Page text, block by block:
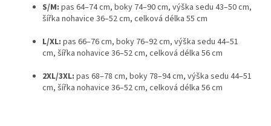
S/M: pas 64–74 cm, boky 74–90 cm, výška sedu 43–50 cm,
šířka nohavice 36–52 cm, celková délka 55 cm
L/XL: pas 66–76 cm, boky 76–92 cm, výška sedu 44–51
cm, šířka nohavice 36–52 cm, celková délka 56 cm
2XL/3XL: pas 68–78 cm, boky 78–94 cm, výška sedu 44–51
cm, šířka nohavice 36–52 cm, celková délka 56 cm